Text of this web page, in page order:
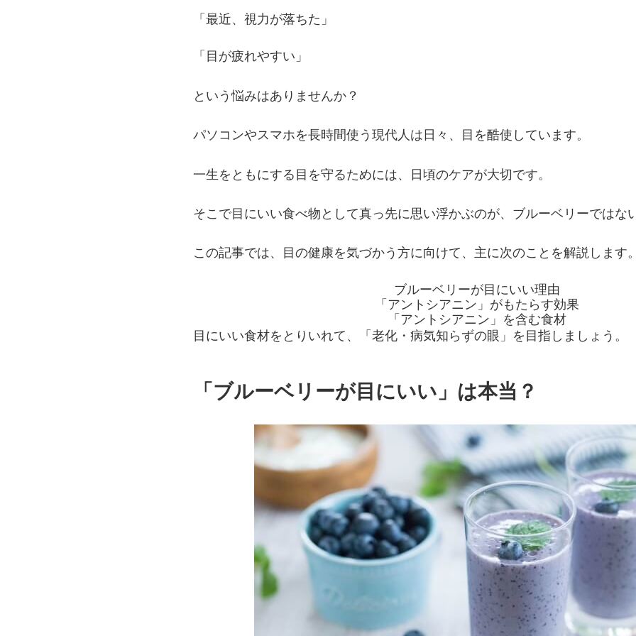
「最近、視力が落ちた」
「目が疲れやすい」
という悩みはありませんか？
パソコンやスマホを長時間使う現代人は日々、目を酷使しています。
一生をともにする目を守るためには、日頃のケアが大切です。
そこで目にいい食べ物として真っ先に思い浮かぶのが、ブルーベリーではな
この記事では、目の健康を気づかう方に向けて、主に次のことを解説します。
ブルーベリーが目にいい理由
「アントシアニン」がもたらす効果
「アントシアニン」を含む食材
目にいい食材をとりいれて、「老化・病気知らずの眼」を目指しましょう。
「ブルーベリーが目にいい」は本当？